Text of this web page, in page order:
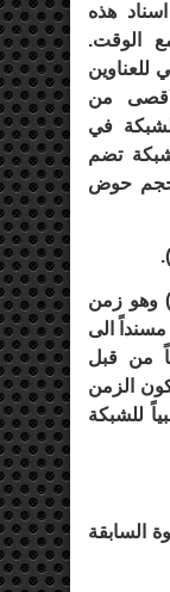
هذه
الوقت.
للعناوين
الاقصى من
في
تضم
حجم حوض
).
) وهو زمن
مسنداً الى
من قبل
الزمن
للشبكة
السابقة